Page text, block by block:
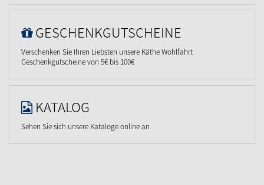
GESCHENKGUTSCHEINE
Verschenken Sie Ihren Liebsten unsere Käthe Wohlfahrt
Geschenkgutscheine von 5€ bis 100€
KATALOG
Sehen Sie sich unsere Kataloge online an